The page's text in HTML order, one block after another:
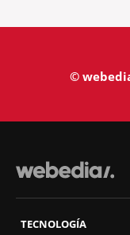
©
TECNOLOGÍA